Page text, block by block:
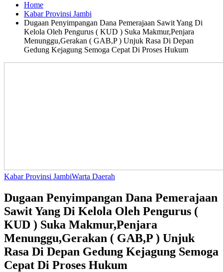
Home
Kabar Provinsi Jambi
Dugaan Penyimpangan Dana Pemerajaan Sawit Yang Di
Kelola Oleh Pengurus ( KUD ) Suka Makmur,Penjara
Menunggu,Gerakan ( GAB,P ) Unjuk Rasa Di Depan
Gedung Kejagung Semoga Cepat Di Proses Hukum
Kabar Provinsi JambiWarta Daerah
Dugaan Penyimpangan Dana Pemerajaan
Sawit Yang Di Kelola Oleh Pengurus (
KUD ) Suka Makmur,Penjara
Menunggu,Gerakan ( GAB,P ) Unjuk
Rasa Di Depan Gedung Kejagung Semoga
Cepat Di Proses Hukum